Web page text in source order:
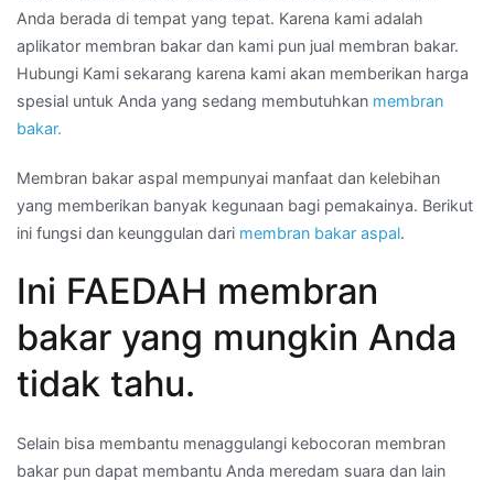
Anda berada di tempat yang tepat. Karena kami adalah
aplikator membran bakar dan kami pun jual membran bakar.
Hubungi Kami sekarang karena kami akan memberikan harga
spesial untuk Anda yang sedang membutuhkan membran
bakar.
Membran bakar aspal mempunyai manfaat dan kelebihan
yang memberikan banyak kegunaan bagi pemakainya. Berikut
ini fungsi dan keunggulan dari membran bakar aspal.
Ini FAEDAH membran
bakar yang mungkin Anda
tidak tahu.
Selain bisa membantu menaggulangi kebocoran membran
bakar pun dapat membantu Anda meredam suara dan lain